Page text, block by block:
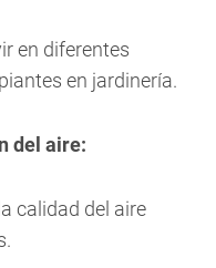
en diferentes
en jardinería.
del aire:
calidad del aire